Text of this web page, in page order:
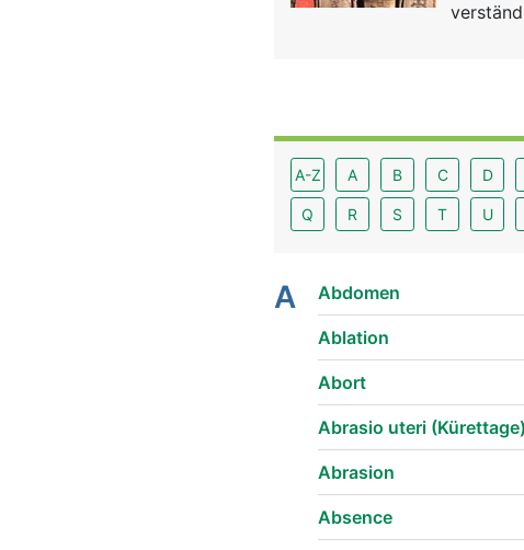
A-Z A B C D
Q R S T U
A Abdomen
Ablation
Abort
Abrasio uteri (Kürettage)
Abrasion
Absence